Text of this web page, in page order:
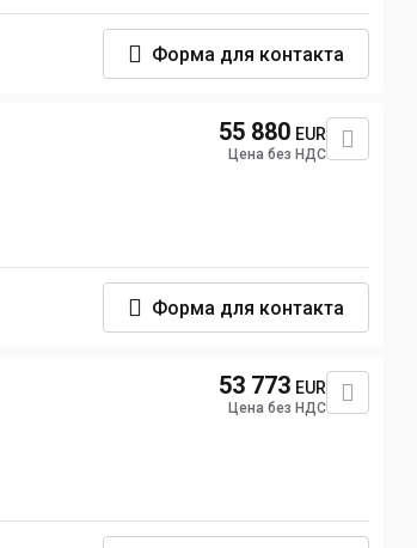
Форма для контакта
55 880 EUR
Цена без НДС
Форма для контакта
53 773 EUR
Цена без НДС